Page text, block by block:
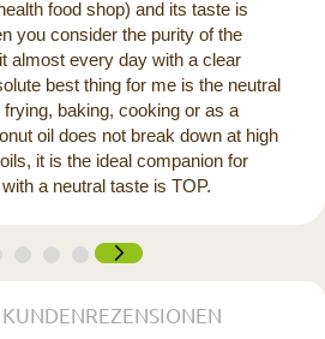
food shop) and its taste is
you consider the purity of the
almost every day with a clear
best thing for me is the neutral
baking, cooking or as a
oil does not break down at high
it is the ideal companion for
a neutral taste is TOP.
KUNDENREZENSIONEN